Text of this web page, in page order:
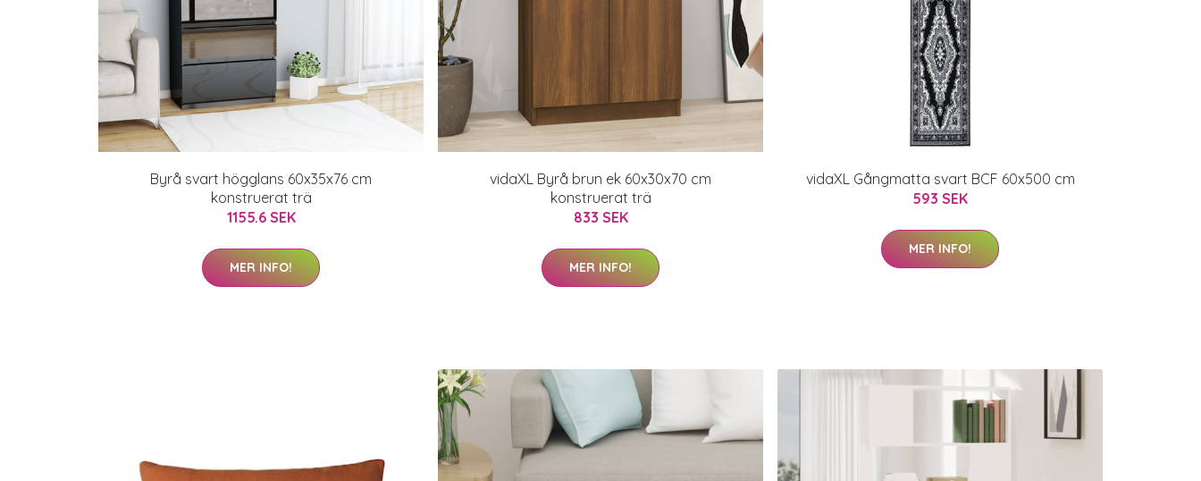
Byrå svart högglans 60x35x76 cm
konstruerat trä
1155.6 SEK
MER INFO!
vidaXL Byrå brun ek 60x30x70 cm
konstruerat trä
833 SEK
MER INFO!
vidaXL Gångmatta svart BCF 60x500 cm
593 SEK
MER INFO!